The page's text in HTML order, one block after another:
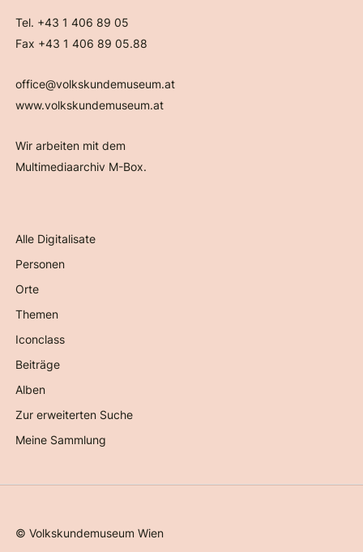
Tel. +43 1 406 89 05
Fax +43 1 406 89 05.88
office@volkskundemuseum.at
www.volkskundemuseum.at
Wir arbeiten mit dem
Multimediaarchiv M-Box.
Alle Digitalisate
Personen
Orte
Themen
Iconclass
Beiträge
Alben
Zur erweiterten Suche
Meine Sammlung
©Volkskundemuseum Wien